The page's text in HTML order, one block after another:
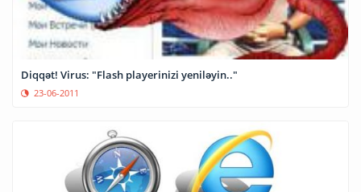
Diqqət! Virus: "Flash playerinizi yeniləyin.."
23-06-2011